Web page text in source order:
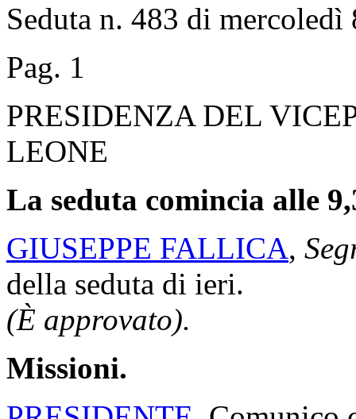
Seduta n. 483 di
Pag. 1
PRESIDENZA DEL
LEONE
La seduta comincia alle
GIUSEPPE FALLICA,
della seduta di ieri.
(È approvato).
Missioni.